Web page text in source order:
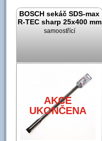
BOSCH sekáč SDS-max
R-TEC sharp 25x400 mm
samoostřící
AKCE
UKONČENA